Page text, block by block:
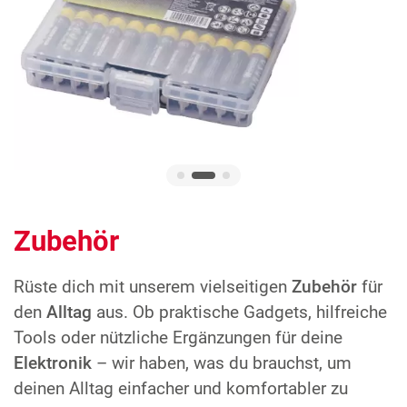
Zubehör
Rüste dich mit unserem vielseitigen Zubehör für
den Alltag aus. Ob praktische Gadgets, hilfreiche
Tools oder nützliche Ergänzungen für deine
Elektronik – wir haben, was du brauchst, um
deinen Alltag einfacher und komfortabler zu